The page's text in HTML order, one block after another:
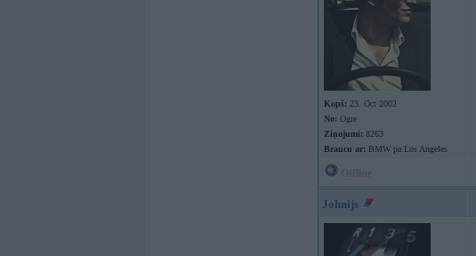
Kopš: 23. Oct 2002
No: Ogre
Ziņojumi: 8263
Braucu ar: BMW pa Los Angeles
Johnijs